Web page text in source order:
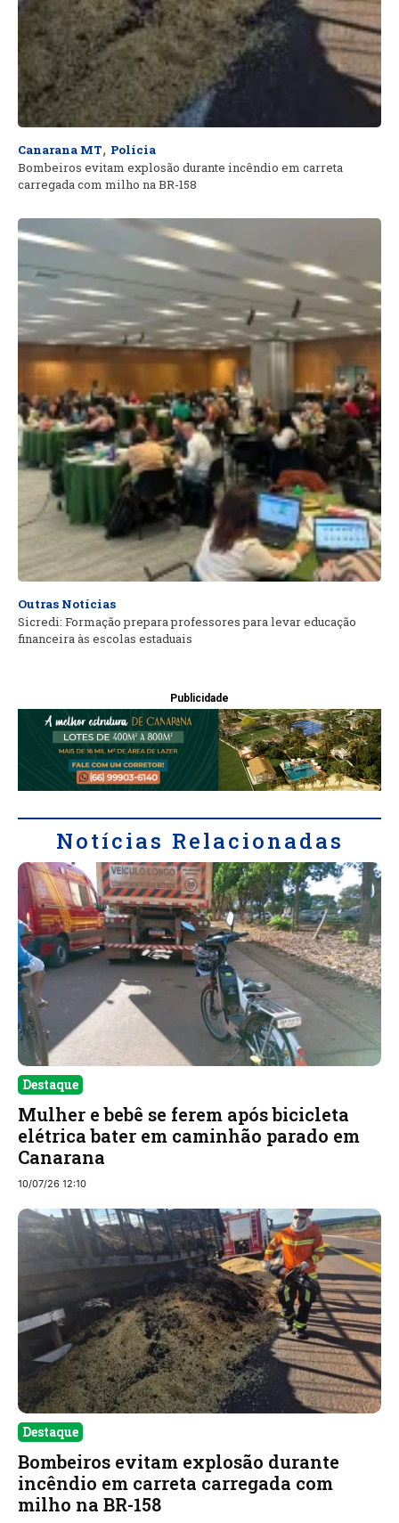
Canarana MT, Polícia
Bombeiros evitam explosão durante incêndio em carreta
carregada com milho na BR-158
Outras Notícias
Sicredi: Formação prepara professores para levar educação
financeira às escolas estaduais
Publicidade
Notícias Relacionadas
Destaque
Mulher e bebê se ferem após bicicleta
elétrica bater em caminhão parado em
Canarana
10/07/26 12:10
Destaque
Bombeiros evitam explosão durante
incêndio em carreta carregada com
milho na BR-158